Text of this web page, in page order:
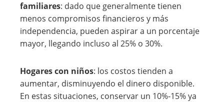
familiares: dado que generalmente tienen
menos compromisos financieros y más
independencia, pueden aspirar a un porcentaje
mayor, llegando incluso al 25% o 30%.
Hogares con niños: los costos tienden a
aumentar, disminuyendo el dinero disponible.
En estas situaciones, conservar un 10%-15% ya